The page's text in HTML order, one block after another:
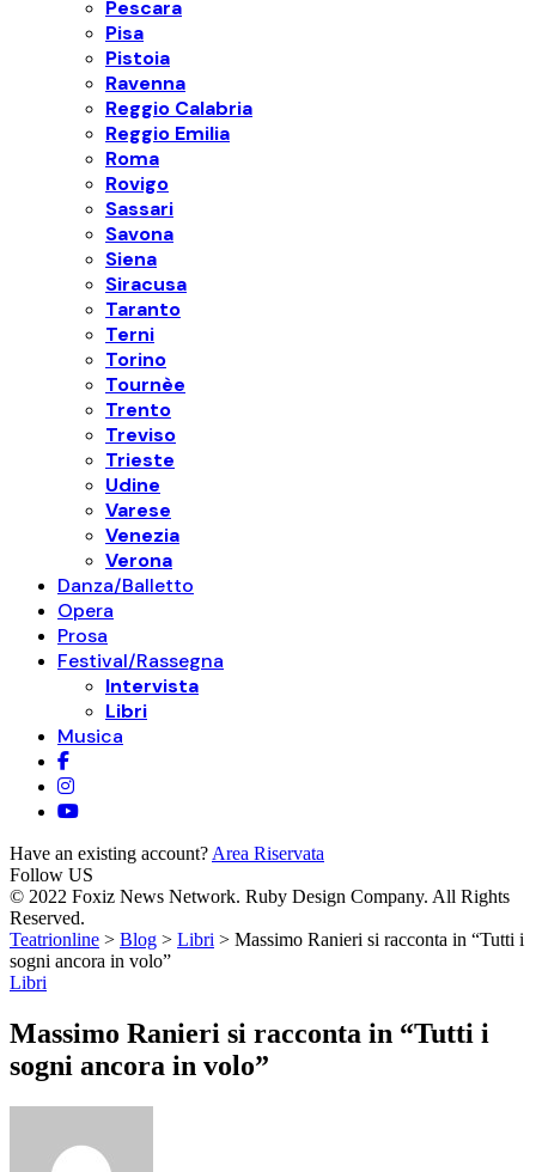
Pescara
Pisa
Pistoia
Ravenna
Reggio Calabria
Reggio Emilia
Roma
Rovigo
Sassari
Savona
Siena
Siracusa
Taranto
Terni
Torino
Tournèe
Trento
Treviso
Trieste
Udine
Varese
Venezia
Verona
Danza/Balletto
Opera
Prosa
Festival/Rassegna
Intervista
Libri
Musica
Have an existing account? Area Riservata
Follow US
© 2022 Foxiz News Network. Ruby Design Company. All Rights
Reserved.
Teatrionline > Blog > Libri > Massimo Ranieri si racconta in “Tutti i
sogni ancora in volo”
Libri
Massimo Ranieri si racconta in “Tutti i
sogni ancora in volo”